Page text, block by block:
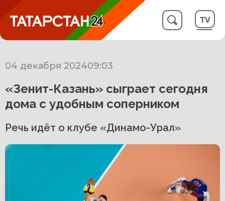
04 декабря 202409:03
«Зенит-Казань» сыграет сегодня
дома с удобным соперником
Речь идёт о клубе «Динамо-Урал»